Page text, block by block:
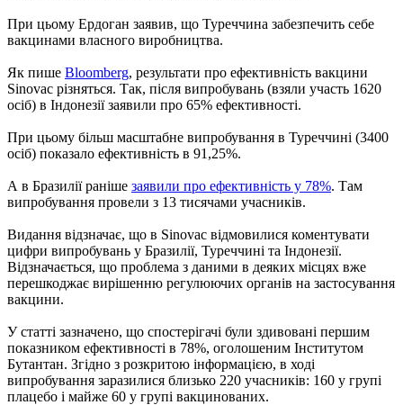
При цьому Ердоган заявив, що Туреччина забезпечить себе
вакцинами власного виробництва.
Як пише Вloomberg, результати про ефективність вакцини
Sinovac різняться. Так, після випробувань (взяли участь 1620
осіб) в Індонезії заявили про 65% ефективності.
При цьому більш масштабне випробування в Туреччині (3400
осіб) показало ефективність в 91,25%.
А в Бразилії раніше заявили про ефективність у 78%. Там
випробування провели з 13 тисячами учасників.
Видання відзначає, що в Sinovac відмовилися коментувати
цифри випробувань у Бразилії, Туреччині та Індонезії.
Відзначається, що проблема з даними в деяких місцях вже
перешкоджає вирішенню регулюючих органів на застосування
вакцини.
У статті зазначено, що спостерігачі були здивовані першим
показником ефективності в 78%, оголошеним Інститутом
Бутантан. Згідно з розкритою інформацією, в ході
випробування заразилися близько 220 учасників: 160 у групі
плацебо і майже 60 у групі вакцинованих.